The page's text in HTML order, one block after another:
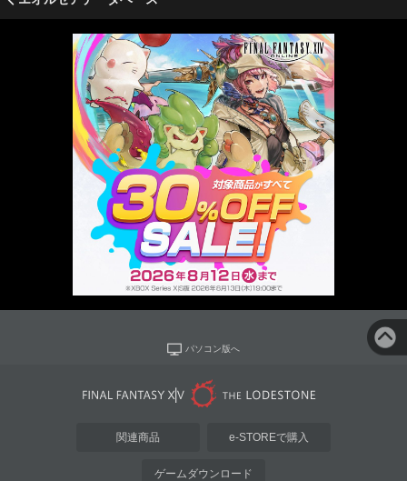
パソコン版へ
関連商品 e-STOREで購入
ゲームダウンロード